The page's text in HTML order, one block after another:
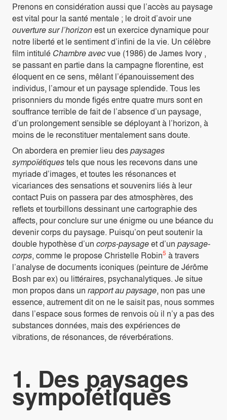
Prenons en considération aussi que l’accès au paysage
est vital pour la santé mentale ; le droit d’avoir une
ouverture sur l’horizonest un exercice dynamique pour
notre liberté et le sentiment d’infini de la vie. Un célèbre
film intitulé Chambre avecvue (1986) de James Ivory ,
se passant en partie dans la campagne florentine, est
éloquent en ce sens, mêlant l’épanouissement des
individus, l’amour et un paysage splendide. Tous les
prisonniers du monde figés entre quatre murs sont en
souffrance terrible de fait de l’absence d’un paysage,
d’un prolongement sensible se déployant à l’horizon, à
moins de le reconstituer mentalement sans doute.
On abordera en premier lieu despaysages
sympoïétiquestels que nous les recevons dans une
myriade d’images, et toutes les résonances et
vicariances des sensations et souvenirs liés à leur
contact Puis on passera par des atmosphères, des
reflets et tourbillons dessinant une cartographie des
affects, pour conclure sur une énigme ou une béance du
devenir corps du paysage. Puisqu’on peut soutenir la
double hypothèse d’un corps-paysageet d’un paysage-
corps, comme le propose Christelle Robin5 à travers
l’analyse de documents iconiques (peinture de Jérôme
Bosh par ex) ou littéraires, psychanalytiques. Je situe
mon propos dans un rapport au paysage, non pas une
essence, autrement dit on ne le saisit pas, nous sommes
dans l’espace sous formes de renvois où il n’y a pas des
substances données, mais des expériences de
vibrations, de résonances, de réverbérations.
1. Des paysages
sympoïétiques